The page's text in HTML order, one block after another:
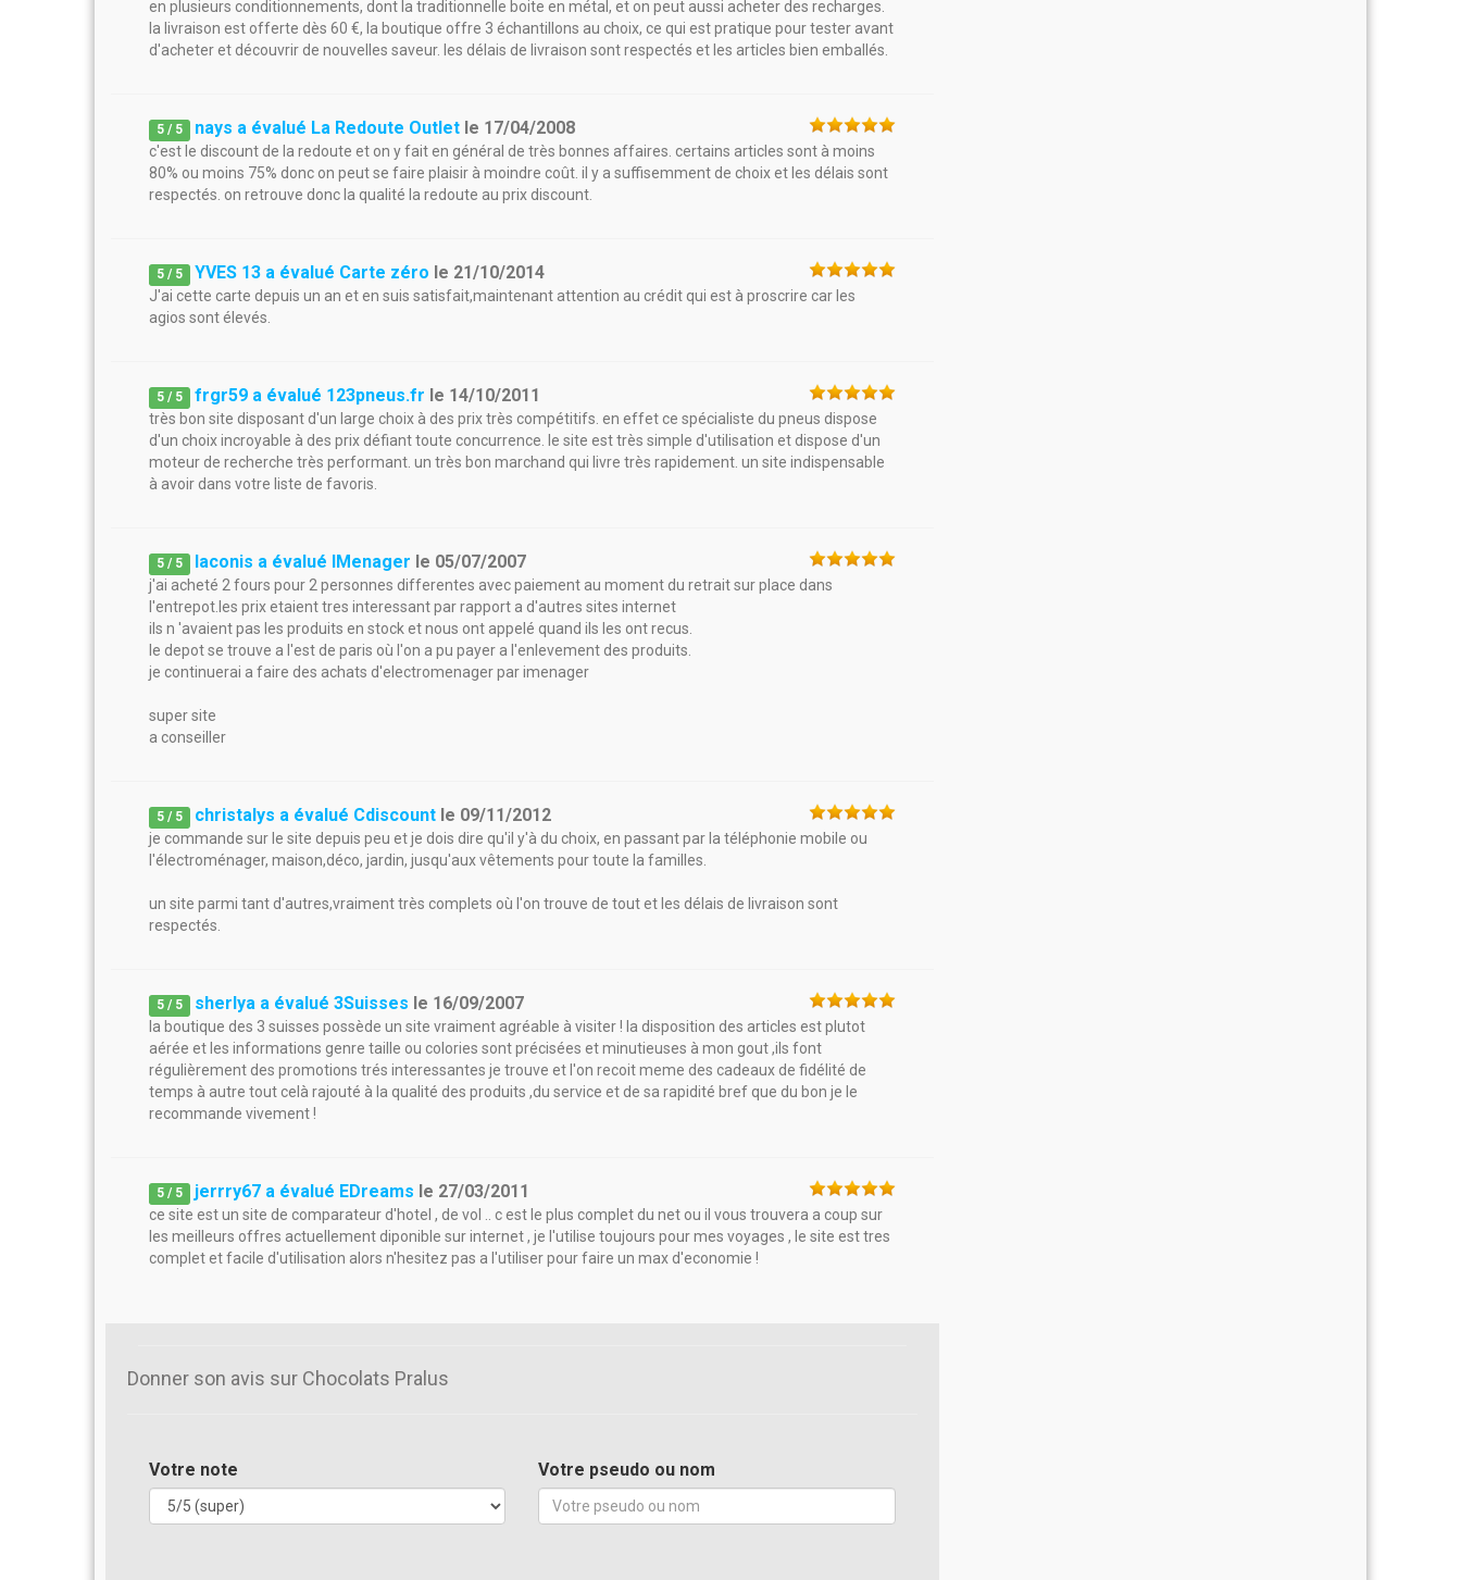
en plusieurs conditionnements, dont la traditionnelle boite en métal, et on peut aussi acheter des recharges.
la livraison est offerte dès 60 €, la boutique offre 3 échantillons au choix, ce qui est pratique pour tester avant
d'acheter et découvrir de nouvelles saveur. les délais de livraison sont respectés et les articles bien emballés.
5 / 5 nays a évalué La Redoute Outlet le 17/04/2008
c'est le discount de la redoute et on y fait en général de très bonnes affaires. certains articles sont à moins
80% ou moins 75% donc on peut se faire plaisir à moindre coût. il y a suffisemment de choix et les délais sont
respectés. on retrouve donc la qualité la redoute au prix discount.
5 / 5 YVES 13 a évalué Carte zéro le 21/10/2014
J'ai cette carte depuis un an et en suis satisfait,maintenant attention au crédit qui est à proscrire car les
agios sont élevés.
5 / 5 frgr59 a évalué 123pneus.fr le 14/10/2011
très bon site disposant d'un large choix à des prix très compétitifs. en effet ce spécialiste du pneus dispose
d'un choix incroyable à des prix défiant toute concurrence. le site est très simple d'utilisation et dispose d'un
moteur de recherche très performant. un très bon marchand qui livre très rapidement. un site indispensable
à avoir dans votre liste de favoris.
5 / 5 laconis a évalué IMenager le 05/07/2007
j'ai acheté 2 fours pour 2 personnes differentes avec paiement au moment du retrait sur place dans
l'entrepot.les prix etaient tres interessant par rapport a d'autres sites internet
ils n 'avaient pas les produits en stock et nous ont appelé quand ils les ont recus.
le depot se trouve a l'est de paris où l'on a pu payer a l'enlevement des produits.
je continuerai a faire des achats d'electromenager par imenager
super site
a conseiller
5 / 5 christalys a évalué Cdiscount le 09/11/2012
je commande sur le site depuis peu et je dois dire qu'il y'à du choix, en passant par la téléphonie mobile ou
l'électroménager, maison,déco, jardin, jusqu'aux vêtements pour toute la familles.
un site parmi tant d'autres,vraiment très complets où l'on trouve de tout et les délais de livraison sont
respectés.
5 / 5 sherlya a évalué 3Suisses le 16/09/2007
la boutique des 3 suisses possède un site vraiment agréable à visiter ! la disposition des articles est plutot
aérée et les informations genre taille ou colories sont précisées et minutieuses à mon gout ,ils font
régulièrement des promotions trés interessantes je trouve et l'on recoit meme des cadeaux de fidélité de
temps à autre tout celà rajouté à la qualité des produits ,du service et de sa rapidité bref que du bon je le
recommande vivement !
5 / 5 jerrry67 a évalué EDreams le 27/03/2011
ce site est un site de comparateur d'hotel , de vol .. c est le plus complet du net ou il vous trouvera a coup sur
les meilleurs offres actuellement diponible sur internet , je l'utilise toujours pour mes voyages , le site est tres
complet et facile d'utilisation alors n'hesitez pas a l'utiliser pour faire un max d'economie !
Donner son avis sur Chocolats Pralus
Votre note Votre pseudo ou nom